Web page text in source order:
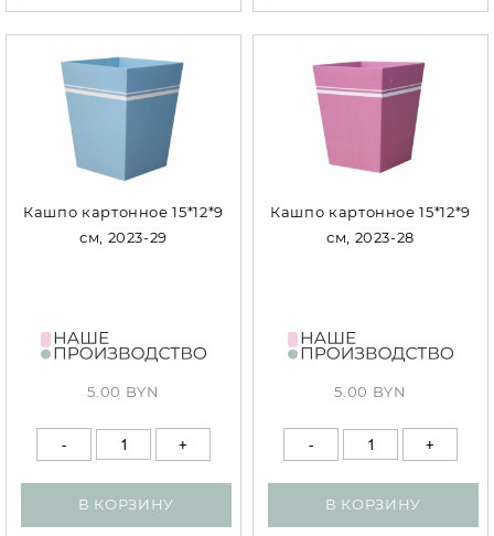
Кашпо картонное 15*12*9
см, 2023-29
5.00 BYN
В КОРЗИНУ
Кашпо картонное 15*12*9
см, 2023-28
5.00 BYN
В КОРЗИНУ